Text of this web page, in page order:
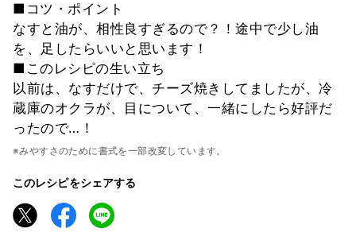
■コツ・ポイント
なすと油が、相性良すぎるので？！途中で少し油
を、足したらいいと思います！
■このレシピの生い立ち
以前は、なすだけで、チーズ焼きしてましたが、冷
蔵庫のオクラが、目について、一緒にしたら好評だ
ったので…！
※みやすさのために書式を一部改変しています。
このレシピをシェアする